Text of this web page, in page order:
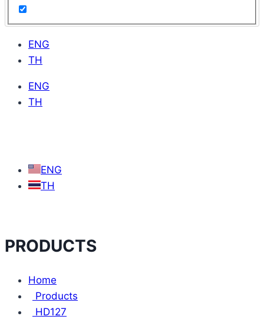
ENG
TH
ENG
TH
ENG
TH
PRODUCTS
Home
Products
HD127